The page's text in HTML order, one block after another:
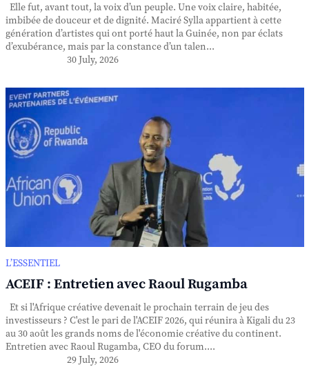
Elle fut, avant tout, la voix d’un peuple. Une voix claire, habitée,
imbibée de douceur et de dignité. Maciré Sylla appartient à cette
génération d’artistes qui ont porté haut la Guinée, non par éclats
d’exubérance, mais par la constance d’un talen...
30 July, 2026
L’ESSENTIEL
ACEIF : Entretien avec Raoul Rugamba
Et si l'Afrique créative devenait le prochain terrain de jeu des
investisseurs ? C'est le pari de l'ACEIF 2026, qui réunira à Kigali du 23
au 30 août les grands noms de l'économie créative du continent.
Entretien avec Raoul Rugamba, CEO du forum....
29 July, 2026